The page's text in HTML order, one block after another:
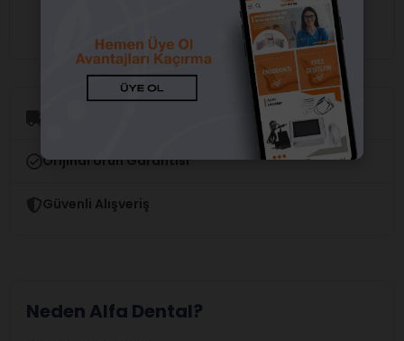
Orijinal Ürün Garantisi
Güvenli Alışveriş
Neden Alfa Dental?